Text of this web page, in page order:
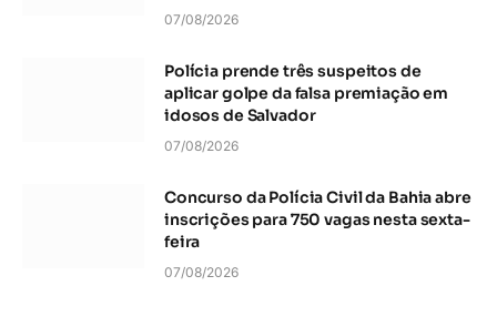
07/08/2026
Polícia prende três suspeitos de
aplicar golpe da falsa premiação em
idosos de Salvador
07/08/2026
Concurso da Polícia Civil da Bahia abre
inscrições para 750 vagas nesta sexta-
feira
07/08/2026